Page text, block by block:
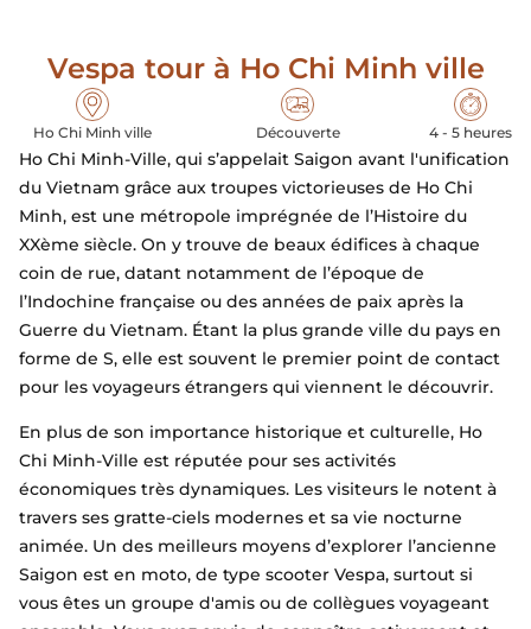
Vespa tour à Ho Chi Minh ville
Ho Chi Minh ville Découverte 4 - 5 heures
Ho Chi Minh-Ville, qui s’appelait Saigon avant l'unification
du Vietnam grâce aux troupes victorieuses de Ho Chi
Minh, est une métropole imprégnée de l’Histoire du
XXème siècle. On y trouve de beaux édifices à chaque
coin de rue, datant notamment de l’époque de
l’Indochine française ou des années de paix après la
Guerre du Vietnam. Étant la plus grande ville du pays en
forme de S, elle est souvent le premier point de contact
pour les voyageurs étrangers qui viennent le découvrir.
En plus de son importance historique et culturelle, Ho
Chi Minh-Ville est réputée pour ses activités
économiques très dynamiques. Les visiteurs le notent à
travers ses gratte-ciels modernes et sa vie nocturne
animée. Un des meilleurs moyens d’explorer l’ancienne
Saigon est en moto, de type scooter Vespa, surtout si
vous êtes un groupe d'amis ou de collègues voyageant